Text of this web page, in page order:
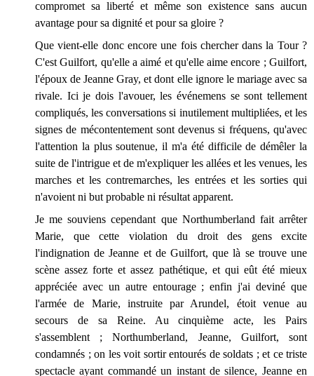
compromet sa liberté et même son existence sans aucun
avantage pour sa dignité et pour sa gloire ?
Que vient-elle donc encore une fois chercher dans la Tour ?
C'est Guilfort, qu'elle a aimé et qu'elle aime encore ; Guilfort,
l'époux de Jeanne Gray, et dont elle ignore le mariage avec sa
rivale. Ici je dois l'avouer, les événemens se sont tellement
compliqués, les conversations si inutilement multipliées, et les
signes de mécontentement sont devenus si fréquens, qu'avec
l'attention la plus soutenue, il m'a été difficile de démêler la
suite de l'intrigue et de m'expliquer les allées et les venues, les
marches et les contremarches, les entrées et les sorties qui
n'avoient ni but probable ni résultat apparent.
Je me souviens cependant que Northumberland fait arrêter
Marie, que cette violation du droit des gens excite
l'indignation de Jeanne et de Guilfort, que là se trouve une
scène assez forte et assez pathétique, et qui eût été mieux
appréciée avec un autre entourage ; enfin j'ai deviné que
l'armée de Marie, instruite par Arundel, étoit venue au
secours de sa Reine. Au cinquième acte, les Pairs
s'assemblent ; Northumberland, Jeanne, Guilfort, sont
condamnés ; on les voit sortir entourés de soldats ; et ce triste
spectacle ayant commandé un instant de silence, Jeanne en